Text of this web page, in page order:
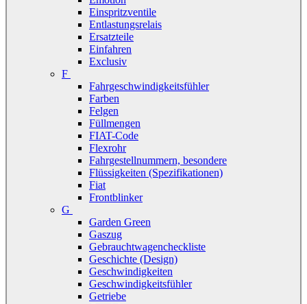
Einspritzventile
Entlastungsrelais
Ersatzteile
Einfahren
Exclusiv
F
Fahrgeschwindigkeitsfühler
Farben
Felgen
Füllmengen
FIAT-Code
Flexrohr
Fahrgestellnummern, besondere
Flüssigkeiten (Spezifikationen)
Fiat
Frontblinker
G
Garden Green
Gaszug
Gebrauchtwagencheckliste
Geschichte (Design)
Geschwindigkeiten
Geschwindigkeitsfühler
Getriebe